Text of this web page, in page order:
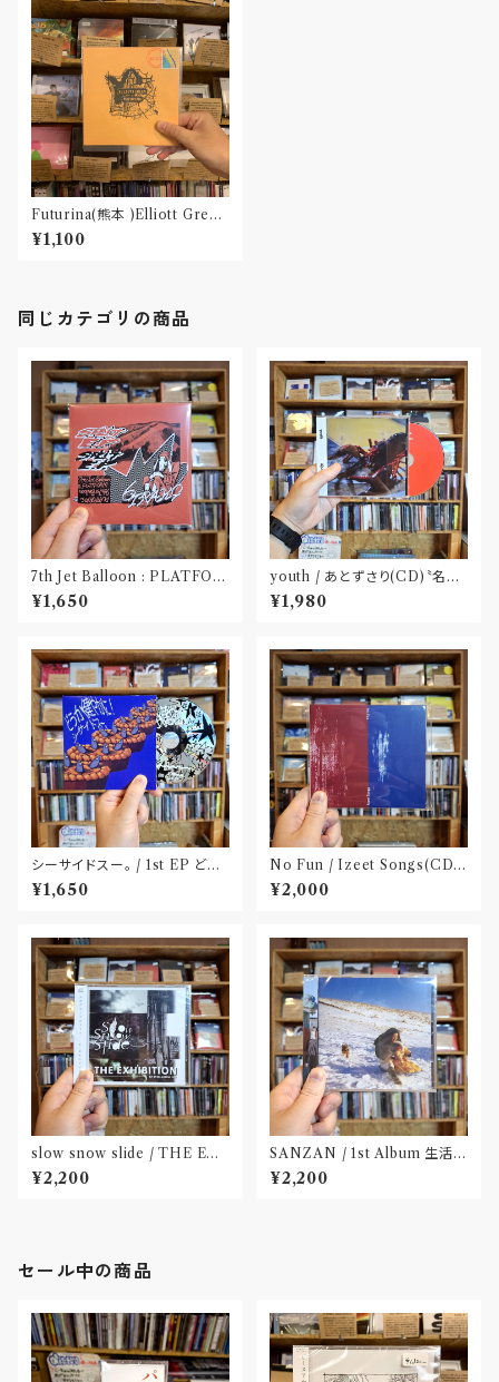
Futurina(熊本 )Elliott Green
(シアトル) / Post Marked Sta
mps #5(スプリットCD)
¥1,100
同じカテゴリの商品
7th Jet Balloon : PLATFOR
M SPLIT EP(CD)〝長野〟×
〝大阪〟
¥1,650
youth / あとずさり(CD)〝名古
屋〟
¥1,980
シーサイドスー。 / 1st EP どう
か健やかに！(CD)〝静岡県三島
市〟
¥1,650
No Fun / Izeet Songs(CD)
〝京都〟
¥2,000
slow snow slide / THE EX
HIBITION(CD)〝山形県酒田
市〟
¥2,200
SANZAN / 1st Album 生活の
名残(CD)〝静岡県三島市〟
¥2,200
セール中の商品